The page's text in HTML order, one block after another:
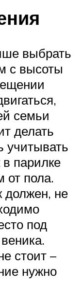
выбрать
с высоты
семьи
делать
учитывать
парилке
от пола.
должен, не
под
стоит –
нужно